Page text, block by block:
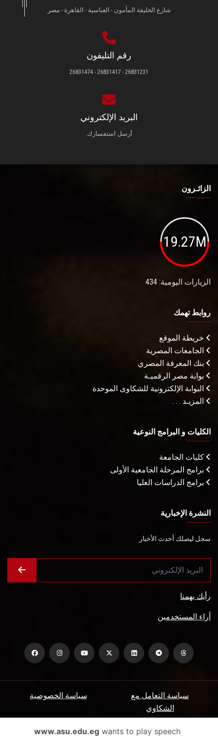
شارع الخليفة المأمون - العباسية - القاهرة - مصر
رقم التليفون
26831231 - 26831417 - 26831474
البريد الإلكتروني
أرسل استفسارك.
الزائـرون
19.27M
الزيارات اليومية: 434
روابط تهمك
خريطة الموقع
الجامعات المصرية
بنك المعرفة المصري
بوابة مصر الرقميـة
البوابة الإلكترونية للشكاوى الموحدة
المزيـد . . .
الكليات و البرامج النوعية
كليات الجامعة
برامج المرحلة الجامعية الأولى
برامج الدراسات العليا
النشرة الإخبارية
سجل ليصلك أحدث الأخبار
رأيك يهمنا
أراء المستخدمين
سياسة الخصوصية
سياسة التعامل مع
الشكاوي
الأسئلة الشائعة ميثاق المتعاملين www.asu.edu.egwants to play speech